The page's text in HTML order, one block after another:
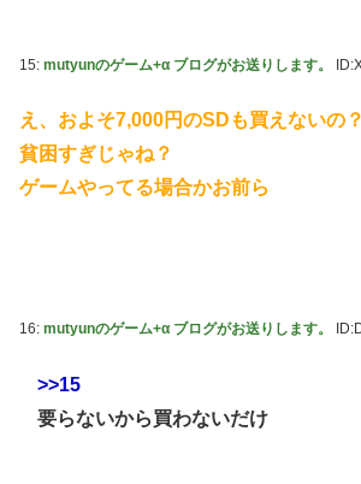
15: mutyunのゲーム+α ブログがお送りします。
え、およそ7,000円のSDも買えないの？
貧困すぎじゃね？
ゲームやってる場合かお前ら
16: mutyunのゲーム+α ブログがお送りします。
>>15
要らないから買わないだけ